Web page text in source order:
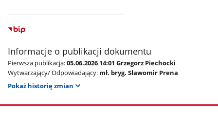
Informacje o publikacji dokumentu
Pierwsza publikacja:05.06.2026 14:01 Grzegorz Piechocki
Wytwarzający/ Odpowiadający: mł. bryg. Sławomir Prena
Pokaż historię zmian